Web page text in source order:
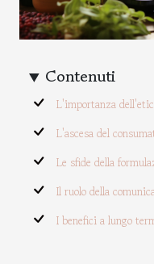
Contenuti
L'importanza
L'ascesa del
Le sfide della
Il ruolo della
I benefici a lungo